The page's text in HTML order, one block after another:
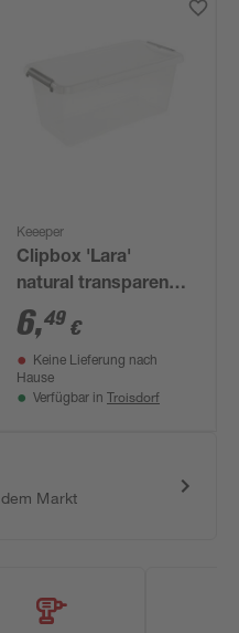
Keeeper
Clipbox 'Lara'
natural transparent
39 x 20 x 16,5 cm
8,35 l mit Deckel
6,49 €
Keine Lieferung nach
Hause
Verfügbar in Troisdorf
dem Markt